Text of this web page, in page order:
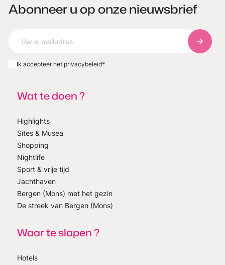
Abonneer u op onze nieuwsbrief
Ik accepteer het privacybeleid*
Wat te doen ?
Highlights
Sites & Musea
Shopping
Nightlife
Sport & vrije tijd
Jachthaven
Bergen (Mons) met het gezin
De streek van Bergen (Mons)
Waar te slapen ?
Hotels